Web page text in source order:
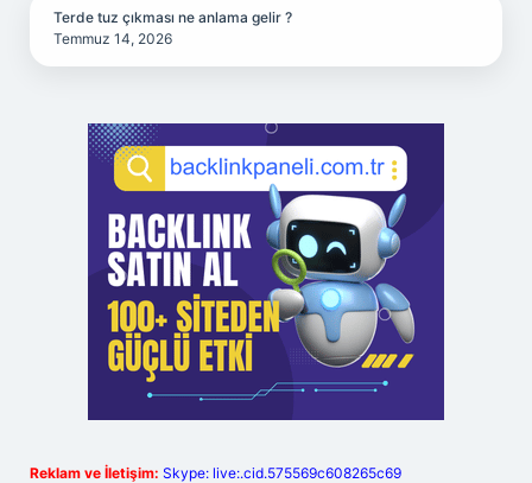
Terde tuz çıkması ne anlama gelir ?
Temmuz 14, 2026
Reklam ve İletişim: Skype: live:.cid.575569c608265c69